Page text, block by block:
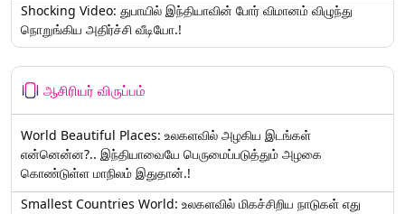
Shocking Video: துபாயில் இந்தியாவின் போர் விமானம் விழுந்து
நொறுங்கிய அதிர்ச்சி வீடியோ.!
ஆசிரியர் விருப்பம்
World Beautiful Places: உலகளவில் அழகிய இடங்கள்
என்னென்ன?.. இந்தியாவையே பெருமைப்படுத்தும் அழகை
கொண்டுள்ள மாநிலம் இதுதான்.!
Smallest Countries World: உலகளவில் மிகச்சிறிய நாடுகள் எது